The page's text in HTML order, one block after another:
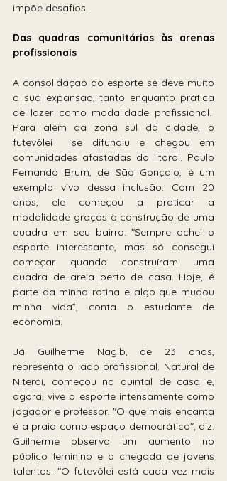
impõe desafios.
Das quadras comunitárias às arenas
profissionais
A consolidação do esporte se deve muito
a sua expansão, tanto enquanto prática
de lazer como modalidade profissional.
Para além da zona sul da cidade, o
futevôlei  se difundiu e chegou em
comunidades afastadas do litoral. Paulo
Fernando Brum, de São Gonçalo, é um
exemplo vivo dessa inclusão. Com 20
anos, ele começou a praticar a
modalidade graças à construção de uma
quadra em seu bairro. "Sempre achei o
esporte interessante, mas só consegui
começar quando construíram uma
quadra de areia perto de casa. Hoje, é
parte da minha rotina e algo que mudou
minha vida”, conta o estudante de
economia.
Já Guilherme Nagib, de 23 anos,
representa o lado profissional. Natural de
Niterói, começou no quintal de casa e,
agora, vive o esporte intensamente como
jogador e professor. "O que mais encanta
é a praia como espaço democrático", diz.
Guilherme observa um aumento no
público feminino e a chegada de jovens
talentos. "O futevôlei está cada vez mais